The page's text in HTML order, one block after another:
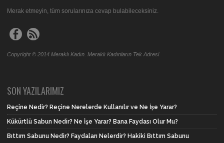
Merak etmeyin, tüm sorularınıza cevap bulabileceksiniz.
Copyright © 2014 Meraklı Kadın. Meraklı Kadınların Tek Adresi
SON YAZILARIMIZ
Reçine Nedir? Reçine Nerelerde Kullanılır ve Ne İşe Yarar?
Kükürtlü Sabun Nedir? Ne İşe Yarar? Bana Faydası Olur Mu?
Bıttım Sabunu Nedir? Faydaları Nelerdir? Hakiki Bıttım Sabunu